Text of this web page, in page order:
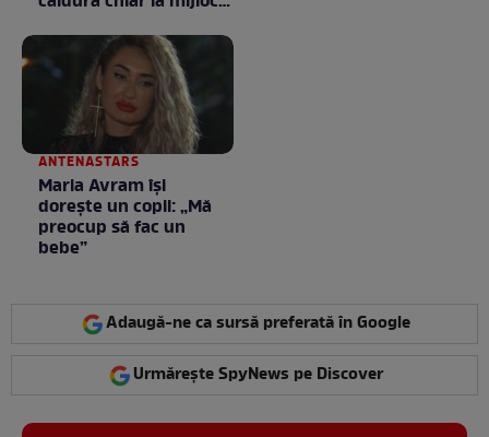
ANTENASTARS
Maria Avram își
dorește un copil: „Mă
preocup să fac un
bebe”
Adaugă-ne ca sursă preferată în Google
Urmărește SpyNews pe Discover